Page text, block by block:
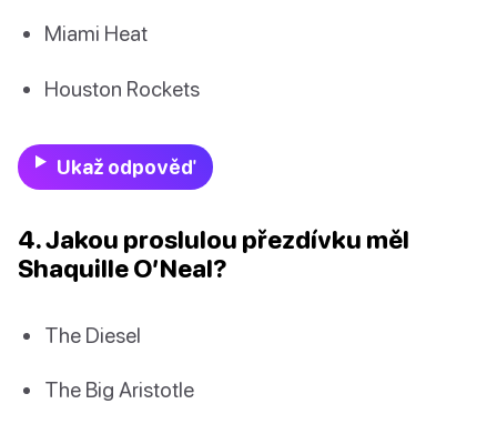
Miami Heat
Houston Rockets
Ukaž odpověď
4. Jakou proslulou přezdívku měl
Shaquille O’Neal?
The Diesel
The Big Aristotle